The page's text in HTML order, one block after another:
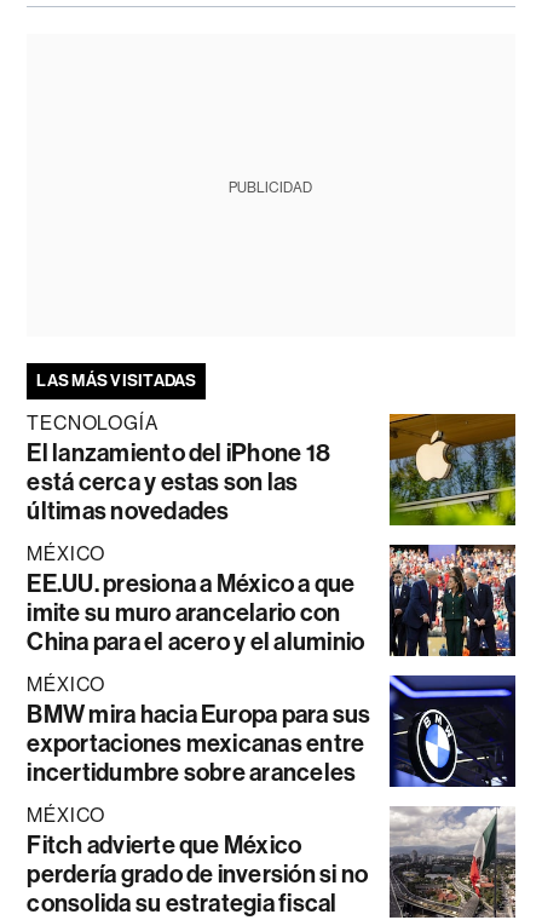
PUBLICIDAD
LAS MÁS VISITADAS
TECNOLOGÍA
El lanzamiento del iPhone 18
está cerca y estas son las
últimas novedades
MÉXICO
EE.UU. presiona a México a que
imite su muro arancelario con
China para el acero y el aluminio
MÉXICO
BMW mira hacia Europa para sus
exportaciones mexicanas entre
incertidumbre sobre aranceles
MÉXICO
Fitch advierte que México
perdería grado de inversión si no
consolida su estrategia fiscal